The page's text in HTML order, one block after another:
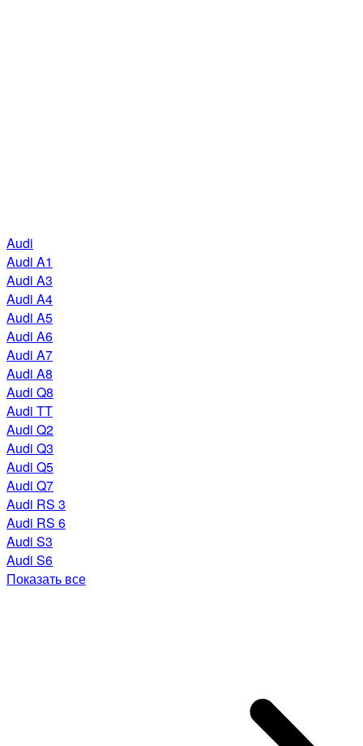
Audi
Audi A1
Audi A3
Audi A4
Audi A5
Audi A6
Audi A7
Audi A8
Audi Q8
Audi TT
Audi Q2
Audi Q3
Audi Q5
Audi Q7
Audi RS 3
Audi RS 6
Audi S3
Audi S6
Показать все